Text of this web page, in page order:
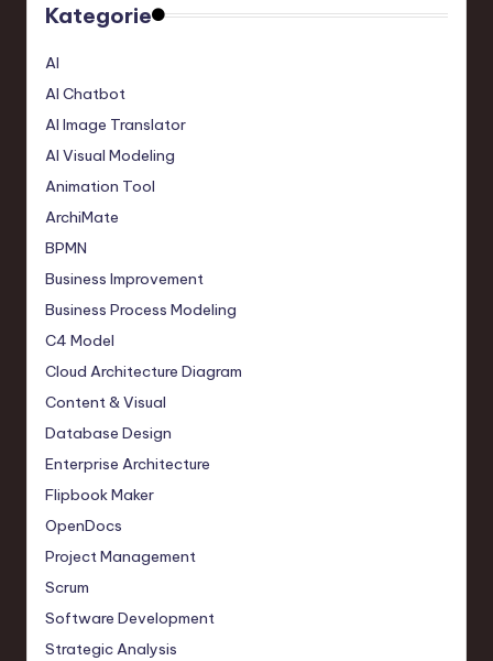
Kategorie
AI
AI Chatbot
AI Image Translator
AI Visual Modeling
Animation Tool
ArchiMate
BPMN
Business Improvement
Business Process Modeling
C4 Model
Cloud Architecture Diagram
Content & Visual
Database Design
Enterprise Architecture
Flipbook Maker
OpenDocs
Project Management
Scrum
Software Development
Strategic Analysis